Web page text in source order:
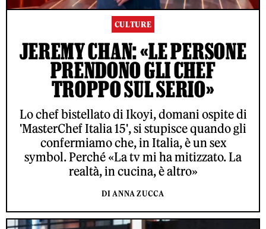
CULTURE
JEREMY CHAN: «LE PERSONE
PRENDONO GLI CHEF
TROPPO SUL SERIO»
Lo chef bistellato di Ikoyi, domani ospite di
'MasterChef Italia 15', si stupisce quando gli
confermiamo che, in Italia, è un sex
symbol. Perché «La tv mi ha mitizzato. La
realtà, in cucina, è altro»
DI ANNA ZUCCA